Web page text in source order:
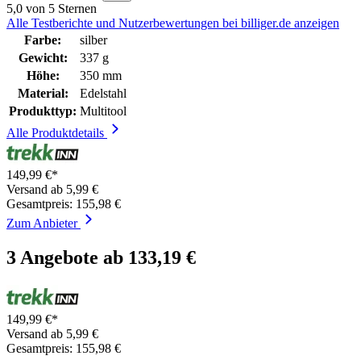
5,0 von 5 Sternen
Alle Testberichte und Nutzerbewertungen bei billiger.de anzeigen
Farbe:
silber
Gewicht:
337 g
Höhe:
350 mm
Material:
Edelstahl
Produkttyp: Multitool
Alle Produktdetails
149,99 €*
Versand ab 5,99 €
Gesamtpreis: 155,98 €
Zum Anbieter
3 Angebote ab 133,19 €
149,99 €*
Versand ab 5,99 €
Gesamtpreis: 155,98 €